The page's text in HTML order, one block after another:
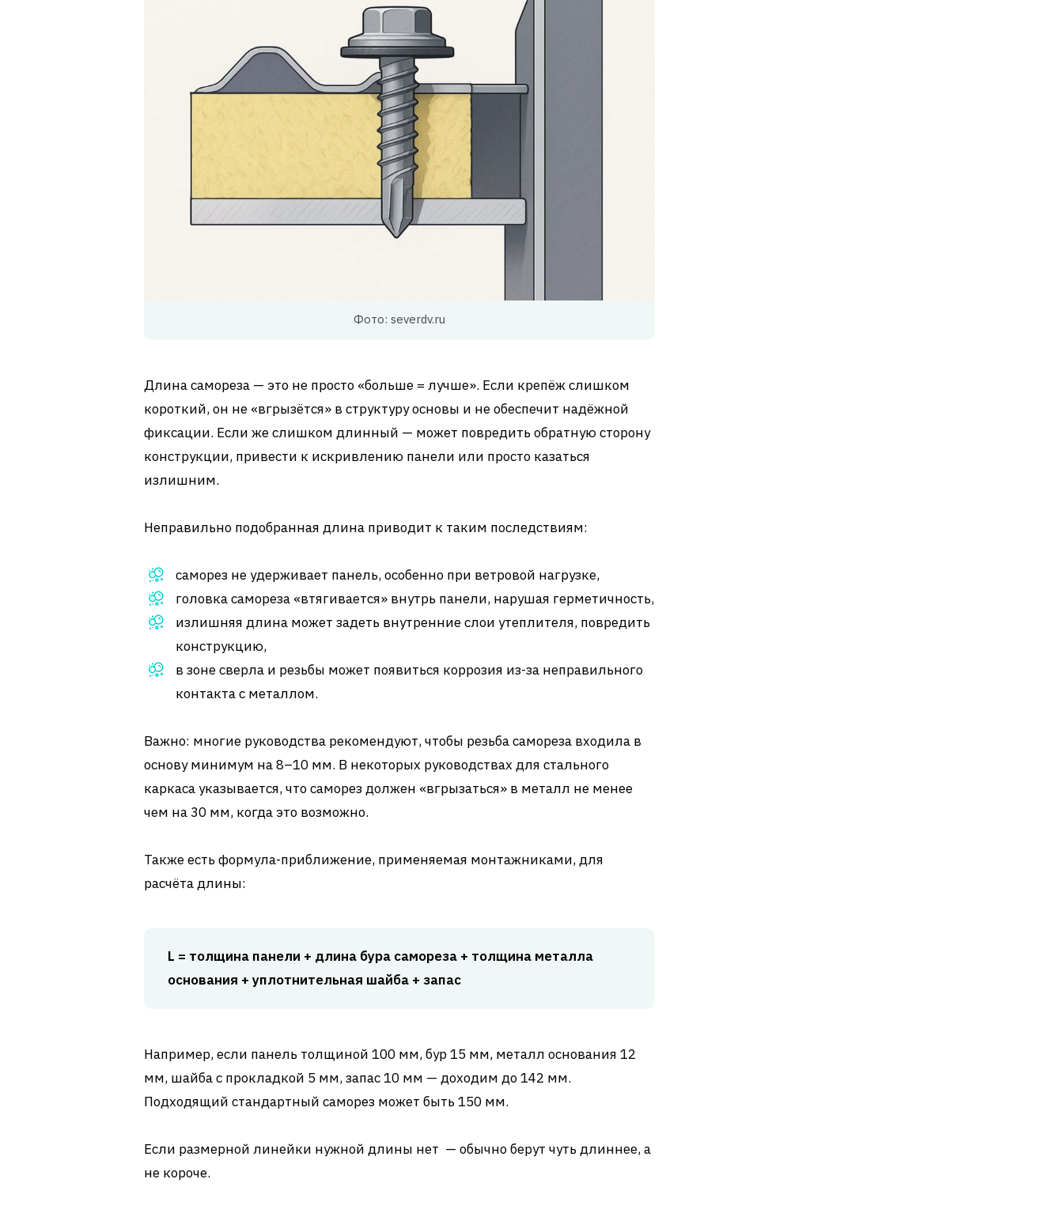
Фото: severdv.ru
Длина самореза — это не просто «больше = лучше». Если крепёж слишком
короткий, он не «вгрызётся» в структуру основы и не обеспечит надёжной
фиксации. Если же слишком длинный — может повредить обратную сторону
конструкции, привести к искривлению панели или просто казаться
излишним.
Неправильно подобранная длина приводит к таким последствиям:
саморез не удерживает панель, особенно при ветровой нагрузке,
головка самореза «втягивается» внутрь панели, нарушая герметичность,
излишняя длина может задеть внутренние слои утеплителя, повредить
конструкцию,
в зоне сверла и резьбы может появиться коррозия из-за неправильного
контакта с металлом.
Важно: многие руководства рекомендуют, чтобы резьба самореза входила в
основу минимум на 8–10 мм. В некоторых руководствах для стального
каркаса указывается, что саморез должен «вгрызаться» в металл не менее
чем на 30 мм, когда это возможно.
Также есть формула-приближение, применяемая монтажниками, для
расчёта длины:
L = толщина панели + длина бура самореза + толщина металла
основания + уплотнительная шайба + запас
Например, если панель толщиной 100 мм, бур 15 мм, металл основания 12
мм, шайба с прокладкой 5 мм, запас 10 мм — доходим до 142 мм.
Подходящий стандартный саморез может быть 150 мм.
Если размерной линейки нужной длины нет — обычно берут чуть длиннее, а
не короче.